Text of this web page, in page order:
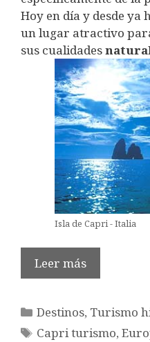
Hoy en día y desde ya
un lugar atractivo
sus cualidades
Isla de Capri - Italia
Leer más
Categorías
Destinos, Turismo
Etiquetas
Capri turismo,